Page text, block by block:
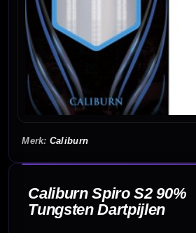
Caliburn
Caliburn Spiro S2 90%
Tungsten Dartpijlen